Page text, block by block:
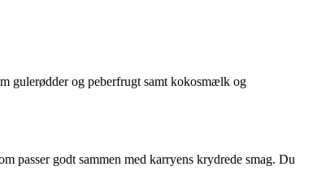
gulerødder og peberfrugt samt kokosmælk og
godt sammen med karryens krydrede smag. Du